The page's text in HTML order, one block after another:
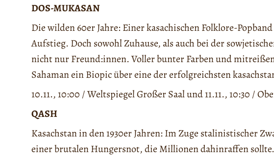
DOS-MUKASAN
Die wilden 60er Jahre: Einer kasachischen Folklore-
Aufstieg. Doch sowohl Zuhause, als auch bei der
nicht nur Freund:innen. Voller bunter Farben und
Sahaman ein Biopic über eine der erfolgreichsten
10.11., 10:00 / Weltspiegel Großer Saal und 11.11., 10:30 /
QASH
Kasachstan in den 1930er Jahren: Im Zuge stalinistischer
einer brutalen Hungersnot, die Millionen dahinraffen